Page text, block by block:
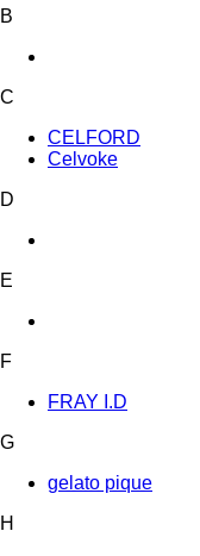
B
C
CELFORD
Celvoke
D
E
F
FRAY I.D
G
gelato pique
H